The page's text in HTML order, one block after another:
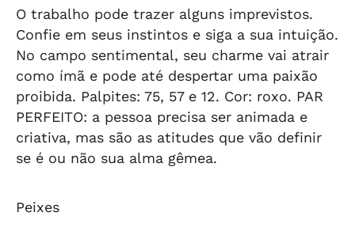
O trabalho pode trazer alguns imprevistos.
Confie em seus instintos e siga a sua intuição.
No campo sentimental, seu charme vai atrair
como ímã e pode até despertar uma paixão
proibida. Palpites: 75, 57 e 12. Cor: roxo. PAR
PERFEITO: a pessoa precisa ser animada e
criativa, mas são as atitudes que vão definir
se é ou não sua alma gêmea.
Peixes